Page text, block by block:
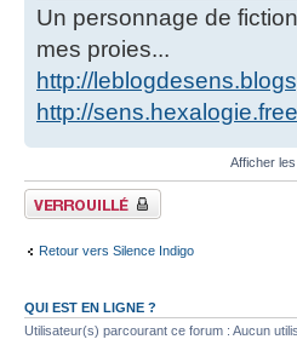
Un personnage de
mes proies...
http://
http://
Afficher
Fil verrouillé
Retour vers Silence Indigo
QUI EST EN LIGNE ?
Utilisateur(s) parcourant ce forum : Aucun